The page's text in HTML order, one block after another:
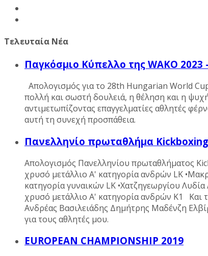
Τελευταία Νέα
Παγκόσμιο Κύπελλο της WAKO
Απολογισμός για το 28th Hungarian World
πολλή και σωστή δουλειά, η θέληση και η
αντιμετωπίζοντας επαγγελματίες αθλητές
αυτή τη συνεχή προσπάθεια.
Πανελληνίο πρωταθλήμα Kickboxing
Απολογισμός Πανελληνίου πρωταθλήματος
χρυσό μετάλλιο Α' κατηγορία ανδρών LK
κατηγορία γυναικών LK •Χατζηγεωργίου
χρυσό μετάλλιο Α' κατηγορία ανδρών Κ1 Και
Ανδρέας Βασιλειάδης Δημήτρης Μαδένζη
για τους αθλητές μου.
EUROPEAN CHAMPIONSHIP 2019